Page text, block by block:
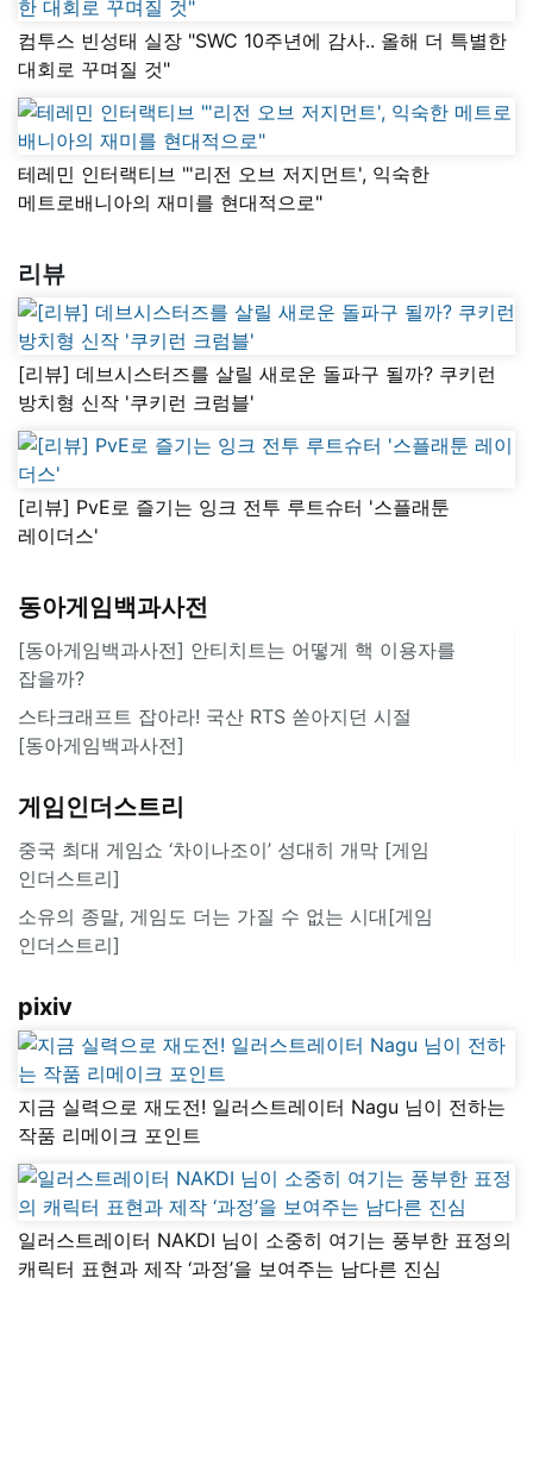
컴투스 빈성태 실장 "SWC 10주년에 감사.. 올해 더 특별한
대회로 꾸며질 것"
테레민 인터랙티브 "'리전 오브 저지먼트', 익숙한
메트로배니아의 재미를 현대적으로"
리뷰
[리뷰] 데브시스터즈를 살릴 새로운 돌파구 될까? 쿠키런
방치형 신작 '쿠키런 크럼블'
[리뷰] PvE로 즐기는 잉크 전투 루트슈터 '스플래툰
레이더스'
동아게임백과사전
[동아게임백과사전] 안티치트는 어떻게 핵 이용자를
잡을까?
스타크래프트 잡아라! 국산 RTS 쏟아지던 시절
[동아게임백과사전]
게임인더스트리
중국 최대 게임쇼 ‘차이나조이’ 성대히 개막 [게임
인더스트리]
소유의 종말, 게임도 더는 가질 수 없는 시대[게임
인더스트리]
pixiv
지금 실력으로 재도전! 일러스트레이터 Nagu 님이 전하는
작품 리메이크 포인트
일러스트레이터 NAKDI 님이 소중히 여기는 풍부한 표정의
캐릭터 표현과 제작 ‘과정’을 보여주는 남다른 진심